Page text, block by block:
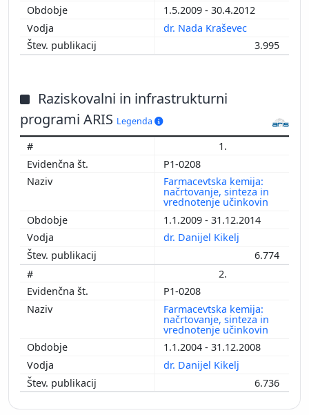
1.5.2009 - 30.4.2012
dr. Nada Kraševec
3.995
Raziskovalni in infrastrukturni
programi ARIS Legenda
1.
P1-0208
Farmacevtska kemija:
načrtovanje, sinteza in
vrednotenje učinkovin
1.1.2009 - 31.12.2014
dr. Danijel Kikelj
6.774
2.
P1-0208
Farmacevtska kemija:
načrtovanje, sinteza in
vrednotenje učinkovin
1.1.2004 - 31.12.2008
dr. Danijel Kikelj
6.736